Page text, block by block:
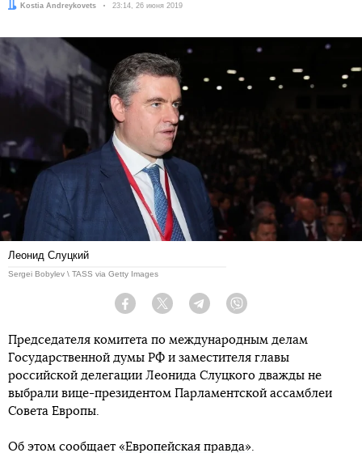
Автор:Kostia Andreykovets Дата:
23:14, 26 июня 2019
Леонид Слуцкий
Sergei Bobylev \ TASS via Getty Images
Facebook Twitter Telegram
Председателя комитета по международным делам
Государственной думы РФ и заместителя главы
российской делегации Леонида Слуцкого дважды не
выбрали вице-президентом Парламентской ассамблеи
Совета Европы.
Об этом сообщает «Европейская правда».